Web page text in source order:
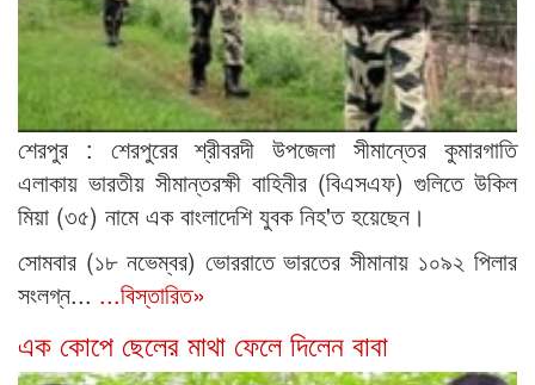
শেরপুর : শেরপুরের শ্রীবরদী উপজেলা সীমান্তের কুমারগাতি
এলাকায় ভারতীয় সীমান্তরক্ষী বাহিনীর (বিএসএফ) গুলিতে উকিল
মিয়া (৩৫) নামে এক বাংলাদেশি যুবক নিহ'ত হয়েছেন।
সোমবার (১৮ নভেম্বর) ভোররাতে ভারতের সীমানায় ১০৯২ পিলার
সংলগ্ন... ...বিস্তারিত»
এক কোপে ছেলের মাথা ফেলে দিলেন বাবা